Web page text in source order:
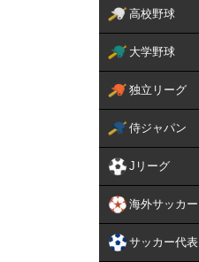
高校野球
大学野球
独立リーグ
侍ジャパン
Jリーグ
海外サッカー
サッカー代表